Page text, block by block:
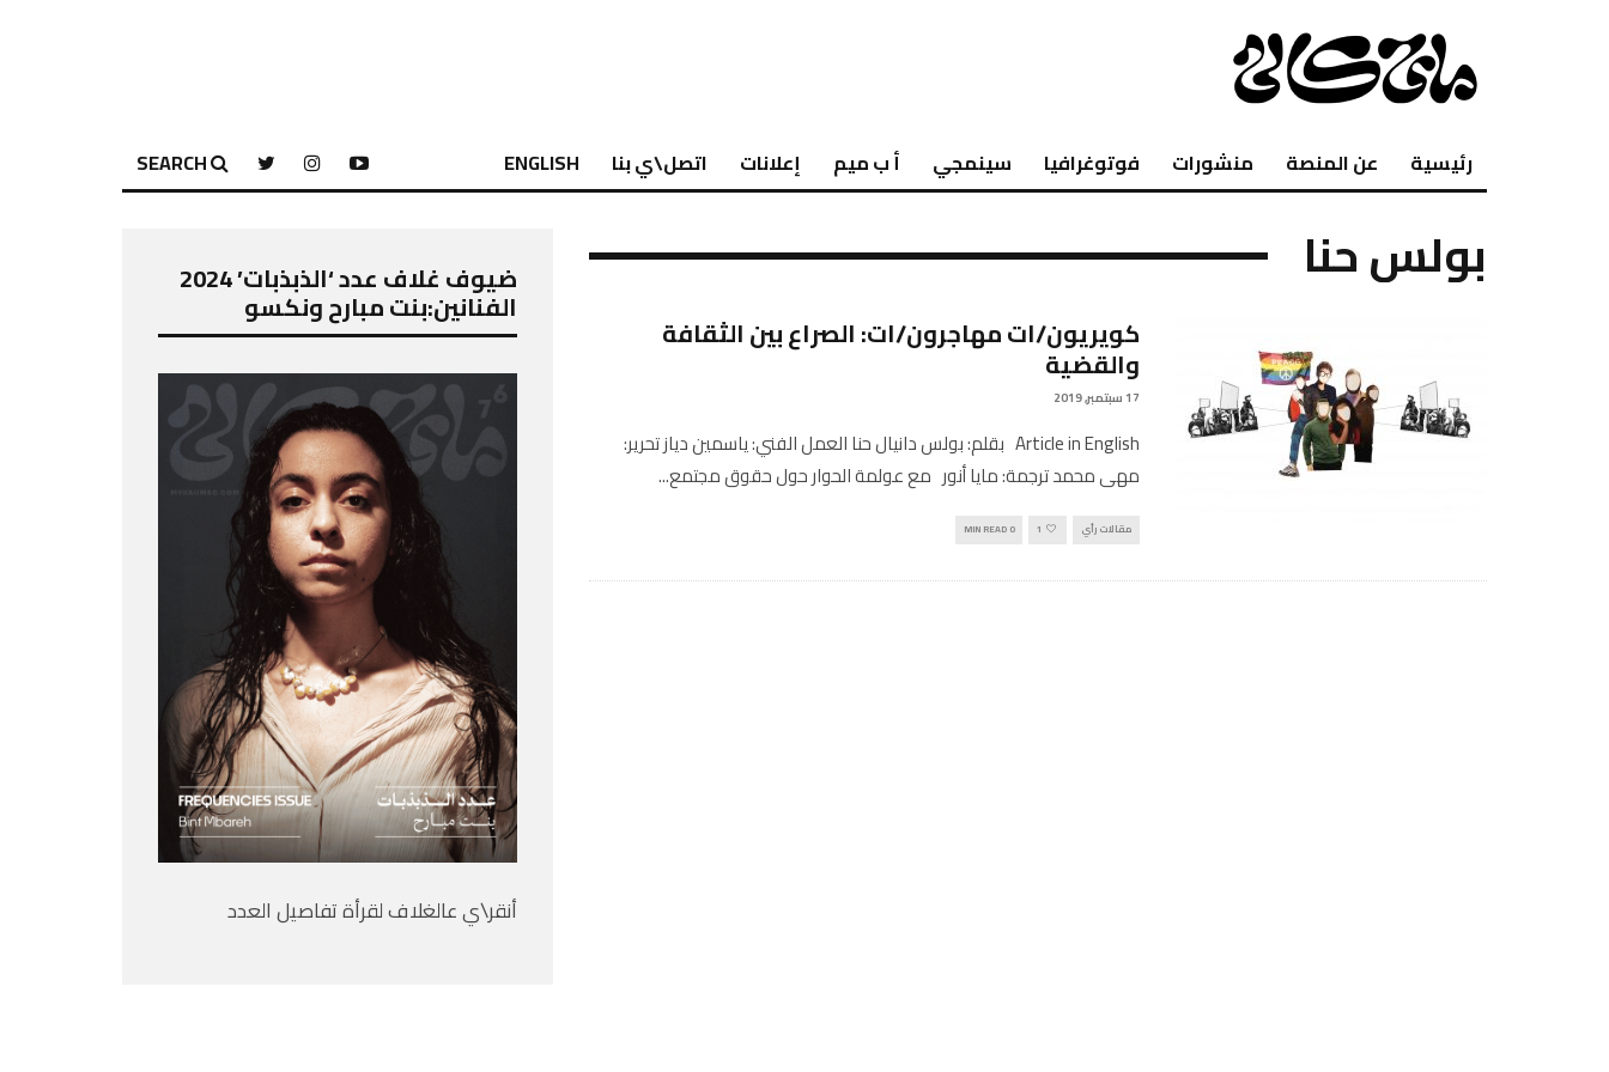
رئيسية عن المنصة منشورات فوتوغرافيا سينمجي أ ب ميم إعلانات اتصل\ي بنا ENGLISH
SEARCH
بولس حنا
كويريون/ات مهاجرون/ات: الصراع بين الثقافة
والقضية
17 سبتمبر, 2019
Article in English بقلم: بولس دانيال حنا العمل الفني: ياسمين دياز تحرير:
مهى محمد ترجمة: مايا أنور مع عولمة الحوار حول حقوق مجتمع...
مقالات رأي 1
0 MIN READ
ضيوف غلاف عدد ‘الذبذبات’ 2024
الفنانين:بنت مبارح ونكسو
أنقر\ي عالغلاف لقرأة تفاصيل العدد